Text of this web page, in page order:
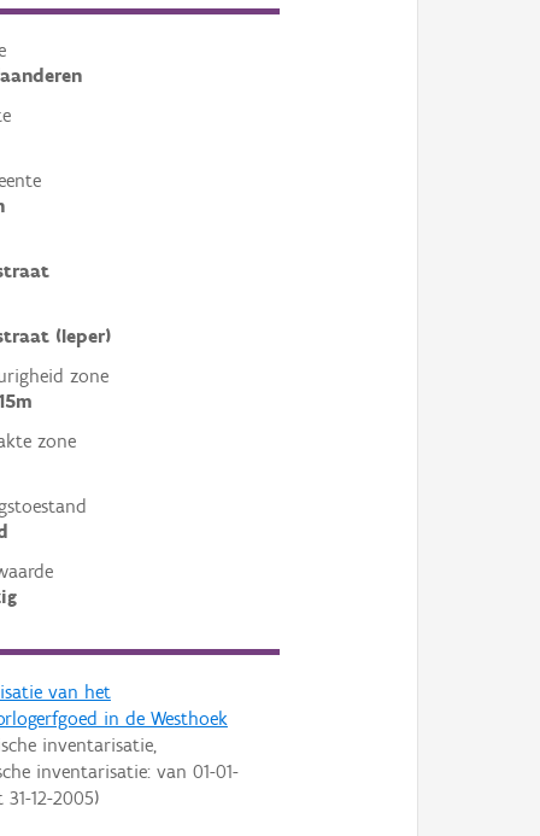
(Ieper)
zone
zone
van het
in de Westhoek
inventarisatie,
inventarisatie: van 01-01-
31-12-2005)